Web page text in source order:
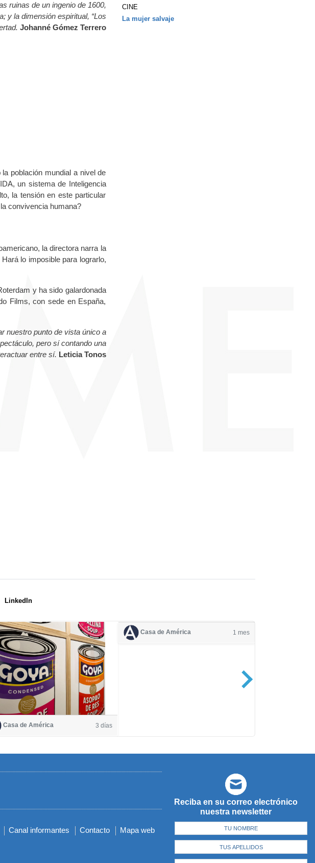
ruinas de un ingenio de 1600,
y la dimensión espiritual, “Los
Johanné Gómez Terrero
población mundial a nivel de
un sistema de Inteligencia
la tensión en este particular
convivencia humana?
la directora narra la
lo imposible para lograrlo,
y ha sido galardonada
Films, con sede en España,
nuestro punto de vista único a
pero sí contando una
entre sí. Leticia Tonos
CINE
La mujer salvaje
LinkedIn
Casa de América 3 días
Casa de América 1 mes
Reciba en su correo electrónico
nuestra newsletter
Canal informantes Contacto Mapa web